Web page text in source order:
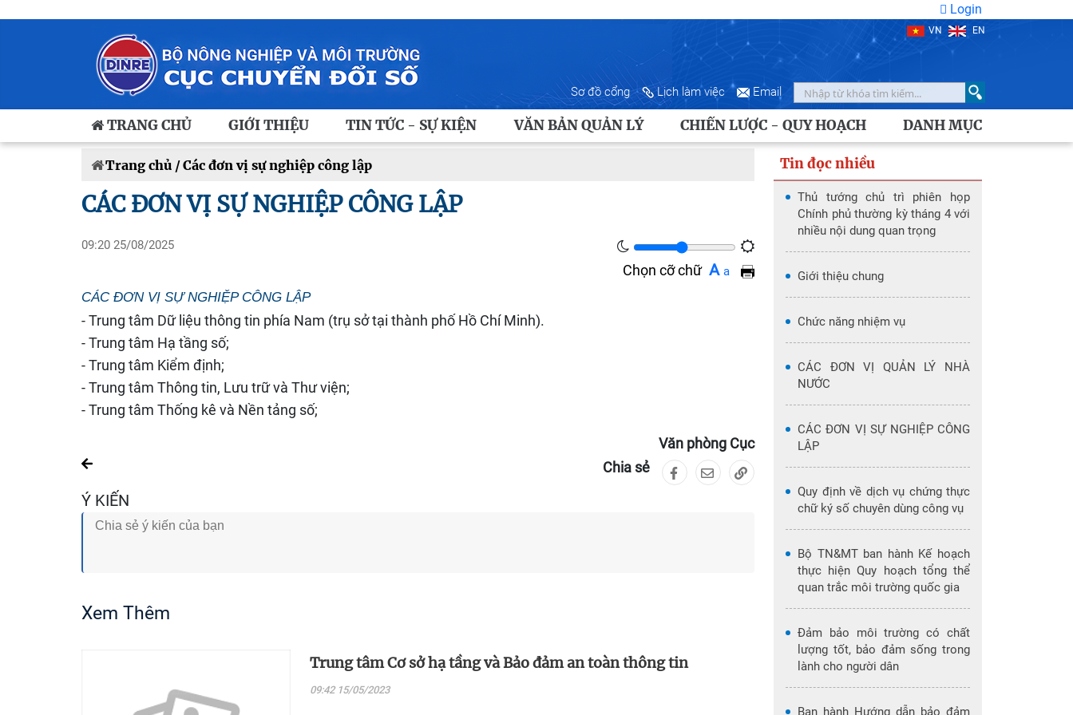
Login
VN EN
Sơ đồ cổng Lịch làm việc Email
TRANG CHỦ GIỚI THIỆU TIN TỨC - SỰ KIỆN VĂN BẢN QUẢN LÝ CHIẾN LƯỢC - QUY HOẠCH DANH MỤC
Trang chủ /Các đơn vị sự nghiệp công lập
CÁC ĐƠN VỊ SỰ NGHIỆP CÔNG LẬP
09:20 25/08/2025
Chọn cỡ chữ A a
CÁC ĐƠN VỊ SỰ NGHIỆP CÔNG LẬP
- Trung tâm Dữ liệu thông tin phía Nam (trụ sở tại thành phố Hồ Chí Minh).
- Trung tâm Hạ tầng số;
- Trung tâm Kiểm định;
- Trung tâm Thông tin, Lưu trữ và Thư viện;
- Trung tâm Thống kê và Nền tảng số;
Văn phòng Cục
Chia sẻ
Ý KIẾN
Xem Thêm
Trung tâm Cơ sở hạ tầng và Bảo đảm an toàn thông tin
09:42 15/05/2023
Tin đọc nhiều
Thủ tướng chủ trì phiên họp
Chính phủ thường kỳ tháng 4 với
nhiều nội dung quan trọng
Giới thiệu chung
Chức năng nhiệm vụ
CÁC ĐƠN VỊ QUẢN LÝ NHÀ
NƯỚC
CÁC ĐƠN VỊ SỰ NGHIỆP CÔNG
LẬP
Quy định về dịch vụ chứng thực
chữ ký số chuyên dùng công vụ
Bộ TN&MT ban hành Kế hoạch
thực hiện Quy hoạch tổng thể
quan trắc môi trường quốc gia
Đảm bảo môi trường có chất
lượng tốt, bảo đảm sống trong
lành cho người dân
Ban hành Hướng dẫn bảo đảm